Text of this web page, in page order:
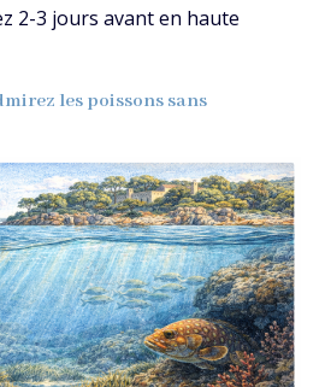
2-3 jours avant en haute
les poissons sans